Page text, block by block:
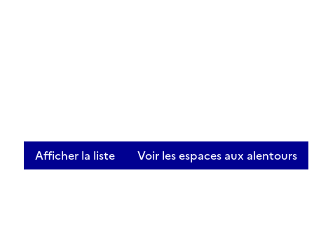
Afficher la liste Voir les espaces aux alentours